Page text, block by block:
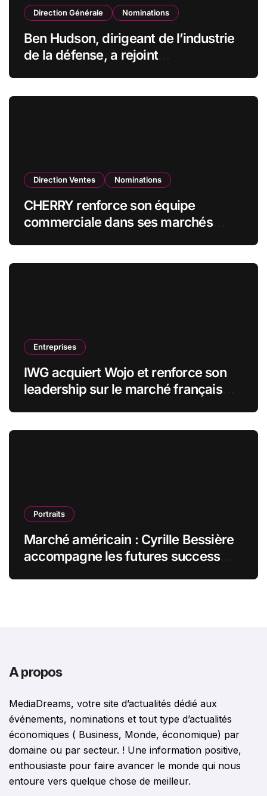
Direction Générale Nominations
Ben Hudson, dirigeant de l’industrie
de la défense, a rejoint
Direction Ventes Nominations
CHERRY renforce son équipe
commerciale dans ses marchés
Entreprises
IWG acquiert Wojo et renforce son
leadership sur le marché français
Portraits
Marché américain : Cyrille Bessière
accompagne les futures success
A propos
MediaDreams, votre site d’actualités dédié aux
événements, nominations et tout type d’actualités
économiques ( Business, Monde, économique) par
domaine ou par secteur. ! Une information positive,
enthousiaste pour faire avancer le monde qui nous
entoure vers quelque chose de meilleur.